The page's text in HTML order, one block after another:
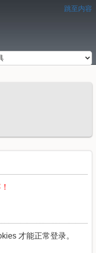
跳至内容
才能正常登录。